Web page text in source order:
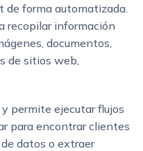
forma automatizada.
recopilar información
documentos,
de sitios web,
permite ejecutar flujos
para encontrar clientes
datos o extraer